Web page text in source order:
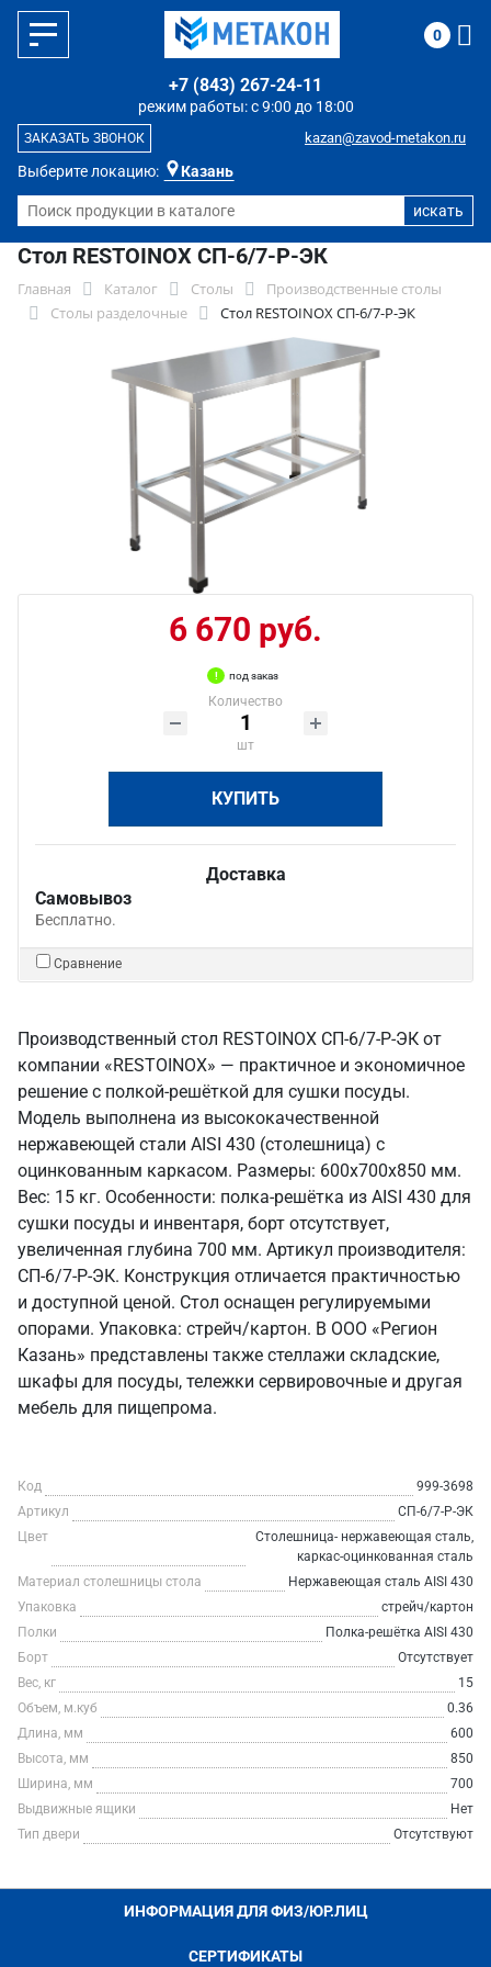
Выберите локацию: Казань
режим работы: с 9:00 до 18:00
+7 (843) 267-24-11
kazan@zavod-metakon.ru
ЗАКАЗАТЬ ЗВОНОК
0
Стол RESTOINOX СП-6/7-Р-ЭК
Главная Каталог Столы
Производственные столы
Столы разделочные
Стол RESTOINOX СП-6/7-Р-ЭК
6 670 руб.
под заказ
Количество
шт
КУПИТЬ
Доставка
Самовывоз
Бесплатно.
Сравнение
Производственный стол RESTOINOX СП-6/7-Р-ЭК от
компании «RESTOINOX» — практичное и экономичное
решение с полкой-решёткой для сушки посуды.
Модель выполнена из высококачественной
нержавеющей стали AISI 430 (столешница) с
оцинкованным каркасом. Размеры: 600x700x850 мм.
Вес: 15 кг. Особенности: полка-решётка из AISI 430 для
сушки посуды и инвентаря, борт отсутствует,
увеличенная глубина 700 мм. Артикул производителя:
СП-6/7-Р-ЭК. Конструкция отличается практичностью
и доступной ценой. Стол оснащен регулируемыми
опорами. Упаковка: стрейч/картон. В ООО «Регион
Казань» представлены также стеллажи складские,
шкафы для посуды, тележки сервировочные и другая
мебель для пищепрома.
Код
999-3698
Артикул
СП-6/7-Р-ЭК
Цвет
Столешница- нержавеющая сталь,
каркас-оцинкованная сталь
Материал столешницы стола
Нержавеющая сталь AISI 430
Упаковка
стрейч/картон
Полки
Полка-решётка AISI 430
Борт
Отсутствует
Вес, кг
15
Объем, м.куб
0.36
Длина, мм
600
Высота, мм
850
Ширина, мм
700
Выдвижные ящики
Нет
Тип двери
Отсутствуют
ИНФОРМАЦИЯ ДЛЯ ФИЗ/ЮР.ЛИЦ
СЕРТИФИКАТЫ